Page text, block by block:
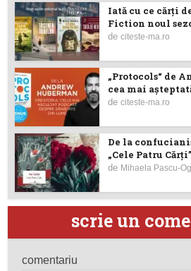
Iată cu ce cărţi
Fiction noul
deciteste-ma.ro
„Protocols“ de
cea mai
deciteste-ma.ro
De la
„Cele Patru
de Mihaela Pascu-
scrie un
comentariu